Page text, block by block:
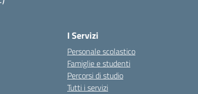
I Servizi
Personale scolastico
Famiglie e studenti
Percorsi di studio
Tutti i servizi